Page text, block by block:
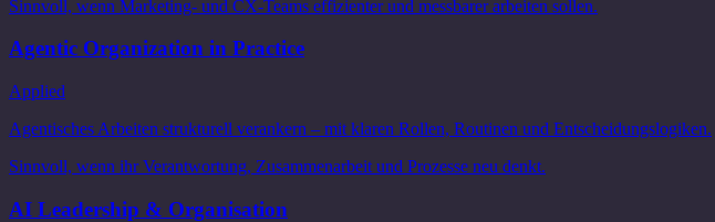
Sinnvoll, wenn Marketing- und CX-Teams effizienter und messbarer arbeiten sollen.
Agentic Organization in Practice
Applied
Agentisches Arbeiten strukturell verankern – mit klaren Rollen, Routinen und Entscheidungslogiken.
Sinnvoll, wenn ihr Verantwortung, Zusammenarbeit und Prozesse neu denkt.
AI Leadership & Organisation